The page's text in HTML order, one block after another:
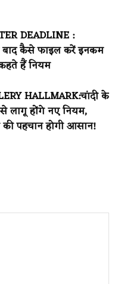
DEADLINE :
कैसे फाइल करें इनकम
हैं नियम
HALLMARK:चांदी के
लागू होंगे नए नियम,
पहचान होगी आसान!